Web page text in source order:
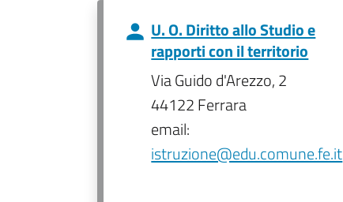
U. O. Diritto allo Studio e
rapporti con il territorio
Via Guido d'Arezzo, 2
44122 Ferrara
email:
istruzione@edu.comune.fe.it